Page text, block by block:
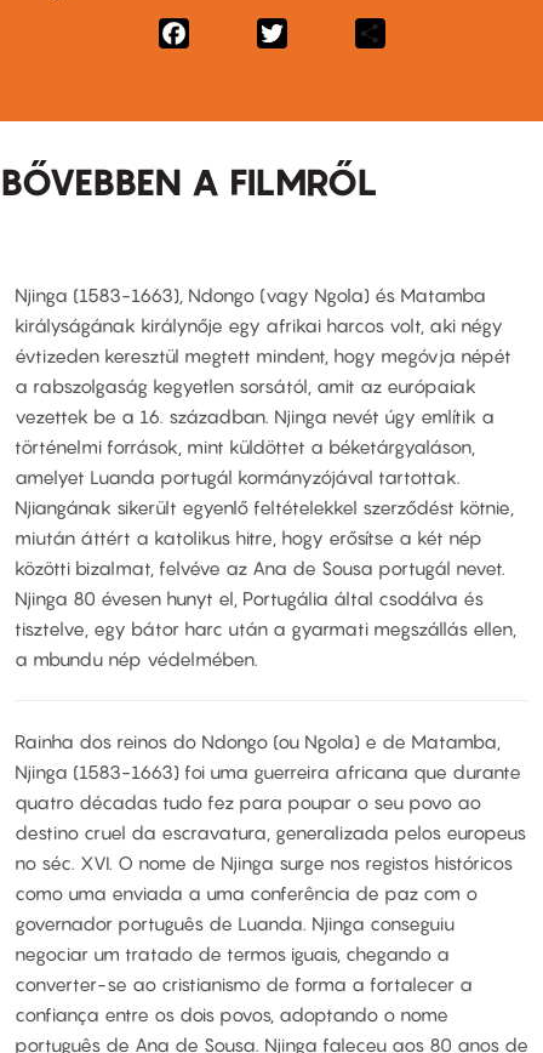
Facebook
BŐVEBBEN A FILMRŐL
Njinga (1583-1663), Ndongo (vagy Ngola) és Matamba
királyságának királynője egy afrikai harcos volt, aki négy
évtizeden keresztül megtett mindent, hogy megóvja népét
a rabszolgaság kegyetlen sorsától, amit az európaiak
vezettek be a 16. században. Njinga nevét úgy említik a
történelmi források, mint küldöttet a béketárgyaláson,
amelyet Luanda portugál kormányzójával tartottak.
Njiangának sikerült egyenlő feltételekkel szerződést kötnie,
miután áttért a katolikus hitre, hogy erősítse a két nép
közötti bizalmat, felvéve az Ana de Sousa portugál nevet.
Njinga 80 évesen hunyt el, Portugália által csodálva és
tisztelve, egy bátor harc után a gyarmati megszállás ellen,
a mbundu nép védelmében.
Rainha dos reinos do Ndongo (ou Ngola) e de Matamba,
Njinga (1583-1663) foi uma guerreira africana que durante
quatro décadas tudo fez para poupar o seu povo ao
destino cruel da escravatura, generalizada pelos europeus
no séc. XVI. O nome de Njinga surge nos registos históricos
como uma enviada a uma conferência de paz com o
governador português de Luanda. Njinga conseguiu
negociar um tratado de termos iguais, chegando a
converter-se ao cristianismo de forma a fortalecer a
confiança entre os dois povos, adoptando o nome
português de Ana de Sousa. Njinga faleceu aos 80 anos de